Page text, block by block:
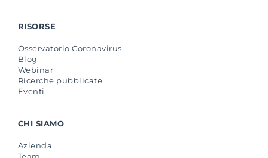
RISORSE
Osservatorio Coronavirus
Blog
Webinar
Ricerche pubblicate
Eventi
CHI SIAMO
Azienda